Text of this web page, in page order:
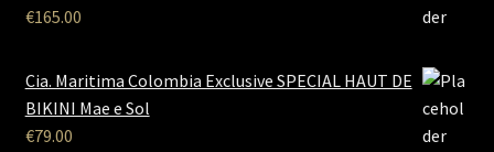
€165.00
Cia. Maritima Colombia Exclusive SPECIAL HAUT DE
BIKINI Mae e Sol
€79.00